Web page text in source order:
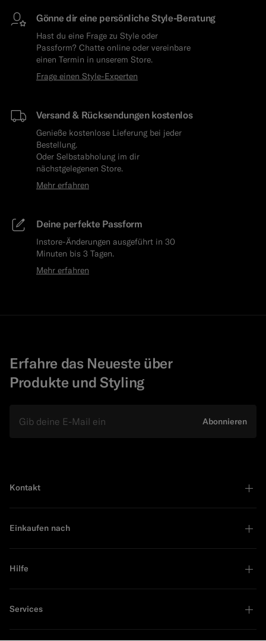
Gönne dir eine persönliche Style-Beratung
Hast du eine Frage zu Style oder
Passform? Chatte online oder vereinbare
einen Termin in unserem Store.
Frage einen Style-Experten
Versand & Rücksendungen kostenlos
Genieße kostenlose Lieferung bei jeder
Bestellung.
Oder Selbstabholung im dir
nächstgelegenen Store.
Mehr erfahren
Deine perfekte Passform
Instore-Änderungen ausgeführt in 30
Minuten bis 3 Tagen.
Mehr erfahren
Erfahre das Neueste über
Produkte und Styling
Abonnieren
Kontakt
Einkaufen nach
Hilfe
Services